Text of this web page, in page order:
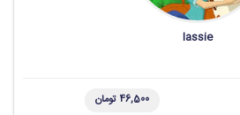
lassie
46,500 تومان